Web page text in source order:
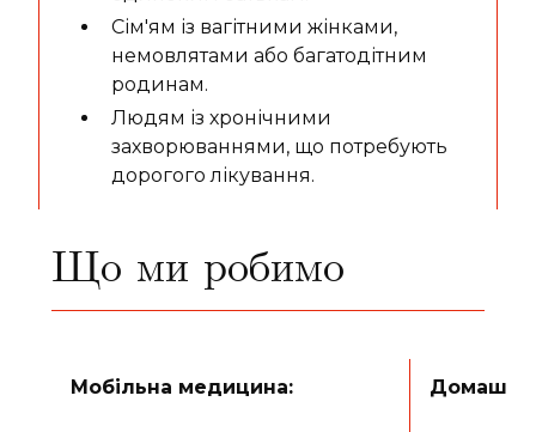
Сім'ям із вагітними жінками,
немовлятами або багатодітним
родинам.
Людям із хронічними
захворюваннями, що потребують
дорогого лікування.
Що ми робимо
Мобільна медицина: Домашні